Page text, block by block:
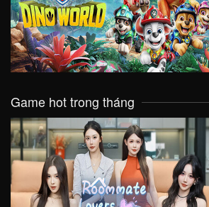
VIEW
Game hot trong tháng
VIEW